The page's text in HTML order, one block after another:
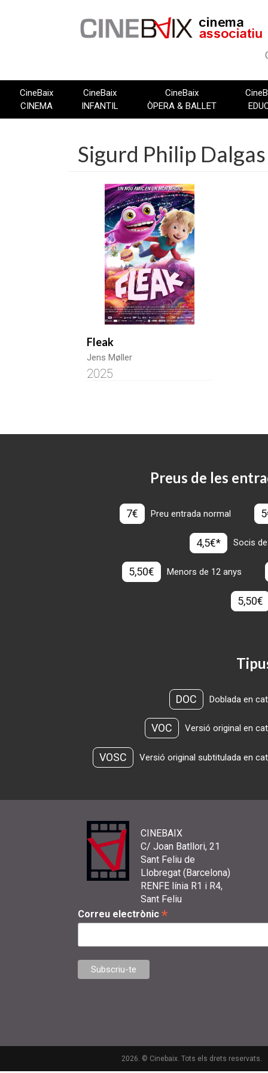
CineBaix
CINEMA
CineBaix
INFANTIL
CineBaix
ÒPERA & BALLET
Sigurd Philip Dalgas
Fleak
Jens Møller
2025
Preus de les
7€ Preu entrada normal
4,5€* Socis
5,50€ Menors de 12 anys
5,50€
DOC Doblada en
VOC Versió original en
VOSC Versió original subtitulada en
CINEBAIX
C/ Joan Batllori, 21
Sant Feliu de
Llobregat (Barcelona)
RENFE línia R1 i R4,
Sant Feliu
Correu electrònic *
2026. © Cinebaix. Tots els drets reservats.